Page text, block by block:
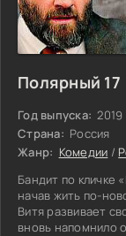
Полярный 17
Год выпуска: 2019
Страна: Россия
Жанр: Комедии /
Бандит по кличке
начав жить по-
Витя развивает
вновь напомнило